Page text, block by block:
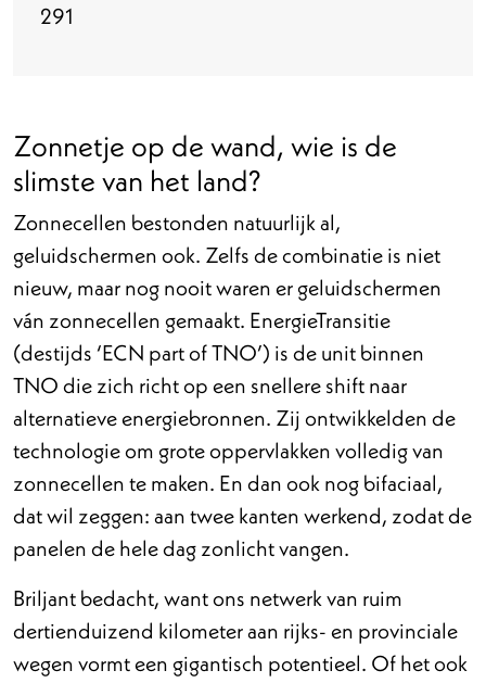
291
Zonnetje op de wand, wie is de
slimste van het land?
Zonnecellen bestonden natuurlijk al,
geluidschermen ook. Zelfs de combinatie is niet
nieuw, maar nog nooit waren er geluidschermen
ván zonnecellen gemaakt. EnergieTransitie
(destijds ‘ECN part of TNO’) is de unit binnen
TNO die zich richt op een snellere shift naar
alternatieve energiebronnen. Zij ontwikkelden de
technologie om grote oppervlakken volledig van
zonnecellen te maken. En dan ook nog bifaciaal,
dat wil zeggen: aan twee kanten werkend, zodat de
panelen de hele dag zonlicht vangen.
Briljant bedacht, want ons netwerk van ruim
dertienduizend kilometer aan rijks- en provinciale
wegen vormt een gigantisch potentieel. Of het ook